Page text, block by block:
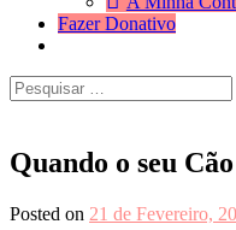
Fazer Donativo
Search
Pesquisar
por:
Quando o seu
Posted on 21 de Fevereiro,